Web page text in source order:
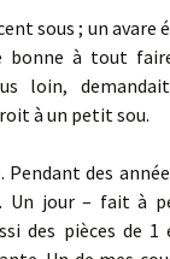
sous ; un avare
bonne à tout
loin,
à un petit sou.
des
Un jour – fait à
des pièces de 1